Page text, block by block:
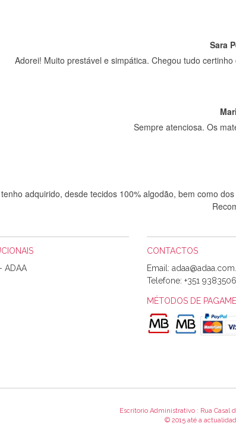
Sara
Adorei! Muito prestável e simpática. Chegou tudo
Sempre atenciosa. Os
adquirido, desde tecidos 100% algodão, bem como
Sílvia
Informo que recebi hoje
pois os produtos vieram muito bem acondicionados.
bonitas e a execução está perfeitíssima. Futuramente
ADAA
CONTACTOS
Email:
Telefone: +351
MÉTODOS DE
Escritorio Administrativo : Rua Casal
© 2015 até a